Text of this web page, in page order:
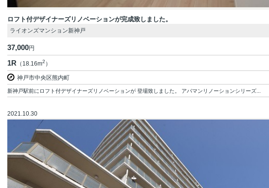
ロフト付デザイナーズリノベーションが完成致しました。
ライオンズマンション新神戸
37,000円
1R （18.16m2 ）
神戸市中央区熊内町
新神戸駅前にロフト付デザイナーズリノベーションが 登場致しました。 アパマンリノーションシリーズ...
2021.10.30